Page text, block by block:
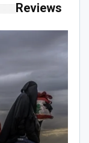
Reviews